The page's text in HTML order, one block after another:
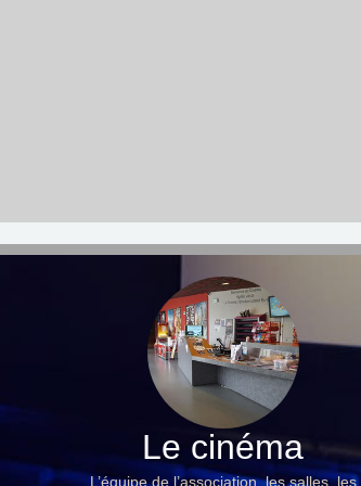
Le cinéma
L’équipe de l’association, les salles, les